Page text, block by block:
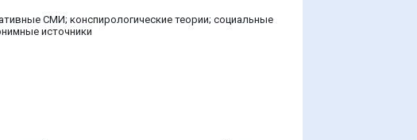
СМИ; конспирологические теории; социальные
источники